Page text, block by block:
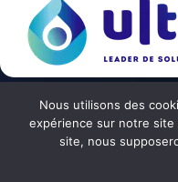
© 2026 - Site réalisé par Peppermint Agency
Nous utilisons des
expérience sur notre
site, nous